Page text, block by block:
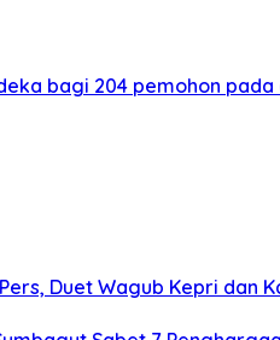
bagi 204 pemohon pada
Duet Wagub Kepri dan